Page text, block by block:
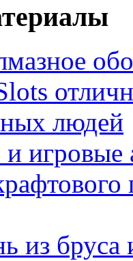
людей
игровые
из бруса